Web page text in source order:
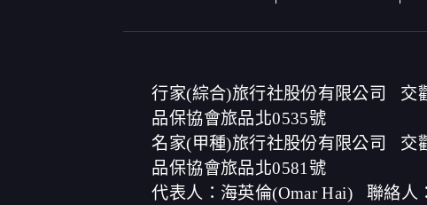
其他除了上述，會保留您在上網瀏覽或查詢時
紀錄等。本網站會對個別連線者的瀏覽器予以標
法將此項記錄和您對應。請您注意，在本網站
本網站將在事前或註冊登錄取得您的同意後，
電子郵件上提供您能隨時停止接收這些資料或電
資料使用:
本公司不會向任何人出售或出借您的個人識別資料
在以下情況下， 本公司會向其他人士或公司提供
行家(綜合)旅行社股份有限公司
交
品保協會旅品北0535號
名家(甲種)旅行社股份有限公司
交
品保協會旅品北0581號
代表人：海英倫(Omar Hai)
聯絡人